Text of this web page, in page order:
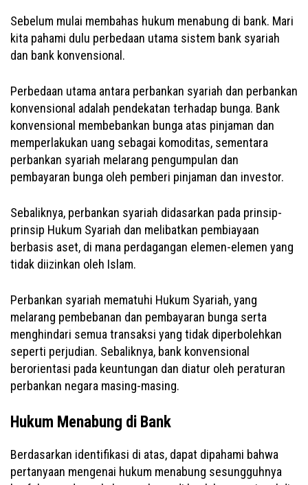
Sebelum mulai membahas hukum menabung di bank. Mari
kita pahami dulu perbedaan utama sistem bank syariah
dan bank konvensional.
Perbedaan utama antara perbankan syariah dan perbankan
konvensional adalah pendekatan terhadap bunga. Bank
konvensional membebankan bunga atas pinjaman dan
memperlakukan uang sebagai komoditas, sementara
perbankan syariah melarang pengumpulan dan
pembayaran bunga oleh pemberi pinjaman dan investor.
Sebaliknya, perbankan syariah didasarkan pada prinsip-
prinsip Hukum Syariah dan melibatkan pembiayaan
berbasis aset, di mana perdagangan elemen-elemen yang
tidak diizinkan oleh Islam.
Perbankan syariah mematuhi Hukum Syariah, yang
melarang pembebanan dan pembayaran bunga serta
menghindari semua transaksi yang tidak diperbolehkan
seperti perjudian. Sebaliknya, bank konvensional
berorientasi pada keuntungan dan diatur oleh peraturan
perbankan negara masing-masing.
Hukum Menabung di Bank
Berdasarkan identifikasi di atas, dapat dipahami bahwa
pertanyaan mengenai hukum menabung sesungguhnya